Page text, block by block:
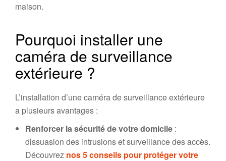
maison.
Pourquoi installer une
caméra de surveillance
extérieure ?
L’installation d’une caméra de surveillance extérieure
a plusieurs avantages :
Renforcer la sécurité de votre domicile :
dissuasion des intrusions et surveillance des accès.
Découvrez nos 5 conseils pour protéger votre